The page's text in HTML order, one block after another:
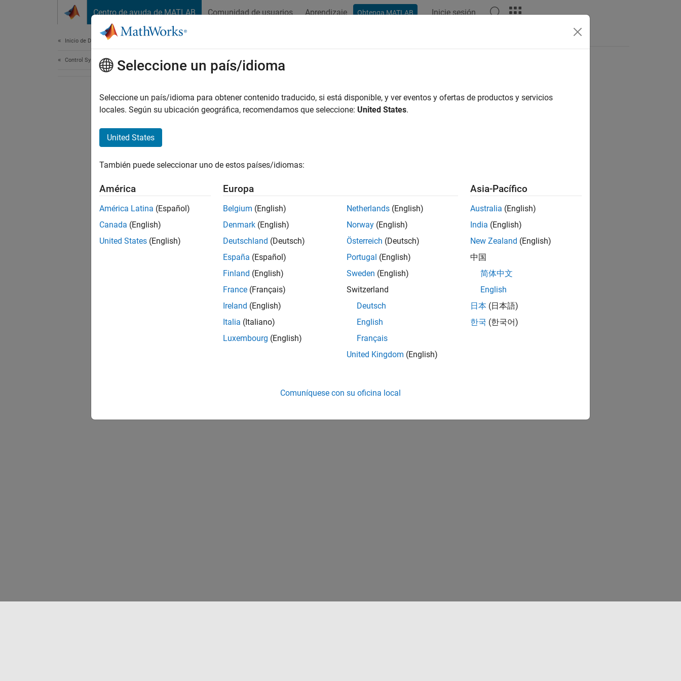
Centro de ayuda de MATLAB Comunidad de usuarios Aprendizaje Obtenga MATLAB Inicie sesión
Inicio de Documentación
Control Systems
How useful was this information?
Seleccione un país/idioma
Seleccione un país/idioma para obtener contenido traducido, si está disponible, y ver eventos y ofertas de productos y servicios
locales. Según su ubicación geográfica, recomendamos que seleccione: United States.
United States
También puede seleccionar uno de estos países/idiomas:
América
América Latina (Español)
Canada (English)
United States (English)
Europa
Belgium (English)
Denmark (English)
Deutschland (Deutsch)
España (Español)
Finland (English)
France (Français)
Ireland (English)
Italia (Italiano)
Luxembourg (English)
Netherlands (English)
Norway (English)
Österreich (Deutsch)
Portugal (English)
Sweden (English)
Switzerland
Deutsch
English
Français
United Kingdom (English)
Asia-Pacífico
Australia (English)
India (English)
New Zealand (English)
中国
简体中文
English
日本 (日本語)
한국 (한국어)
Comuníquese con su oficina local